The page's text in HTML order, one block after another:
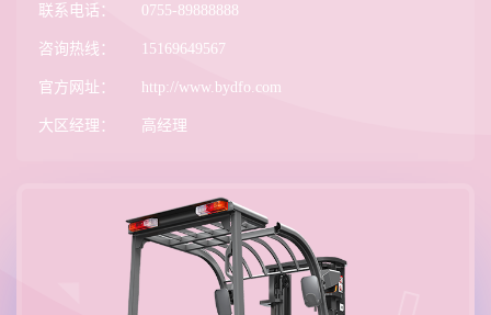
联系电话： 0755-89888888
咨询热线： 15169649567
官方网址： http://www.bydfo.com
大区经理： 高经理